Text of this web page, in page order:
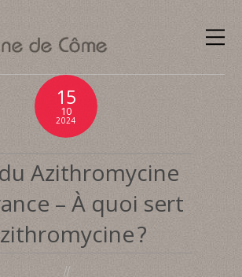
15
10
2024
Azithromycine
– À quoi sert
?